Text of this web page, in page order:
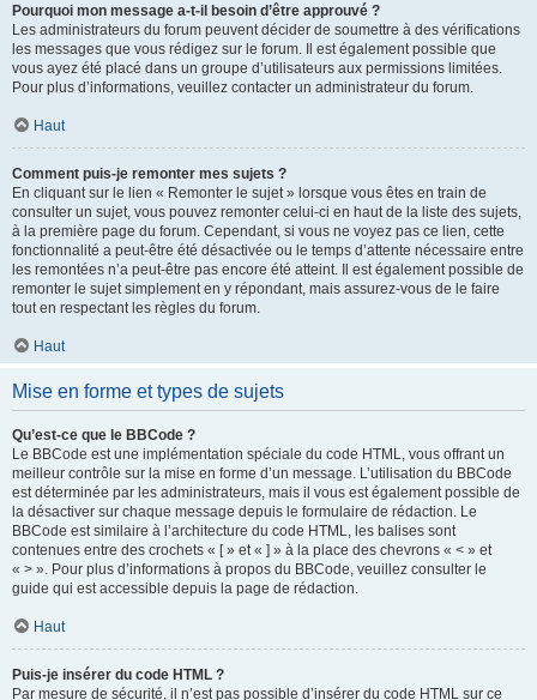
Pourquoi mon message a-t-il besoin d’être approuvé ?
Les administrateurs du forum peuvent décider de soumettre à des vérifications
les messages que vous rédigez sur le forum. Il est également possible que
vous ayez été placé dans un groupe d’utilisateurs aux permissions limitées.
Pour plus d’informations, veuillez contacter un administrateur du forum.
Haut
Comment puis-je remonter mes sujets ?
En cliquant sur le lien « Remonter le sujet » lorsque vous êtes en train de
consulter un sujet, vous pouvez remonter celui-ci en haut de la liste des sujets,
à la première page du forum. Cependant, si vous ne voyez pas ce lien, cette
fonctionnalité a peut-être été désactivée ou le temps d’attente nécessaire entre
les remontées n’a peut-être pas encore été atteint. Il est également possible de
remonter le sujet simplement en y répondant, mais assurez-vous de le faire
tout en respectant les règles du forum.
Haut
Mise en forme et types de sujets
Qu’est-ce que le BBCode ?
Le BBCode est une implémentation spéciale du code HTML, vous offrant un
meilleur contrôle sur la mise en forme d’un message. L’utilisation du BBCode
est déterminée par les administrateurs, mais il vous est également possible de
la désactiver sur chaque message depuis le formulaire de rédaction. Le
BBCode est similaire à l’architecture du code HTML, les balises sont
contenues entre des crochets « [ » et « ] » à la place des chevrons « < » et
« > ». Pour plus d’informations à propos du BBCode, veuillez consulter le
guide qui est accessible depuis la page de rédaction.
Haut
Puis-je insérer du code HTML ?
Par mesure de sécurité, il n’est pas possible d’insérer du code HTML sur ce